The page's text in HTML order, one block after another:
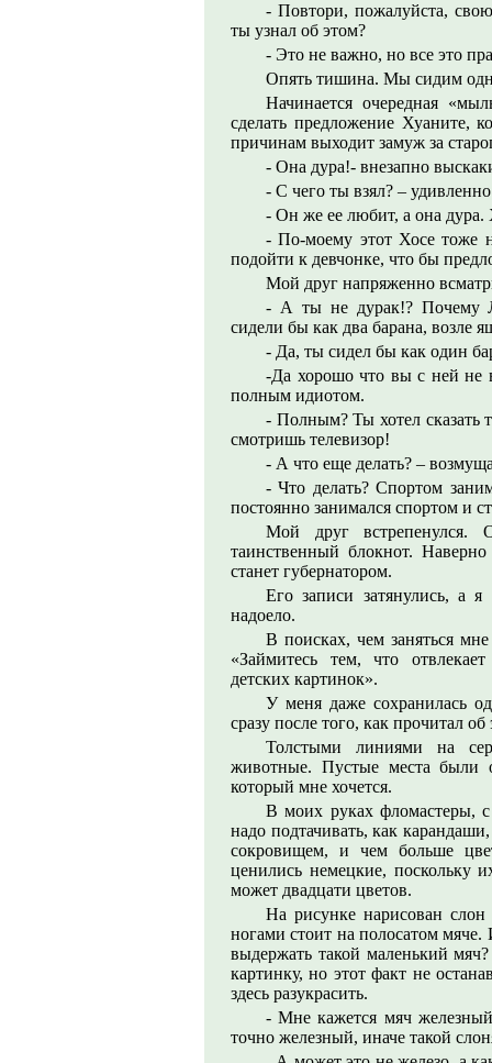
- Повтори, пожалуйста,
ты узнал об этом?
- Это не важно, но все это
Опять тишина. Мы сидим
Начинается очередная
сделать предложение Хуаните,
причинам выходит замуж за
- Она дура!- внезапно
- С чего ты взял? –
- Он же ее любит, а она дура.
- По-моему этот Хосе тоже
подойти к девчонке, что бы
Мой друг напряженно
- А ты не дурак!? Почему
сидели бы как два барана, возле
- Да, ты сидел бы как один
-Да хорошо что вы с ней не
полным идиотом.
- Полным? Ты хотел сказать
смотришь телевизор!
- А что еще делать? –
- Что делать? Спортом
постоянно занимался спортом и
Мой друг встрепенулся.
таинственный блокнот.
станет губернатором.
Его записи затянулись, а
надоело.
В поисках, чем заняться
«Займитесь тем, что
детских картинок».
У меня даже сохранилась
сразу после того, как прочитал об
Толстыми линиями на
животные. Пустые места были
который мне хочется.
В моих руках фломастеры,
надо подтачивать, как
сокровищем, и чем больше
ценились немецкие, поскольку
может двадцати цветов.
На рисунке нарисован
ногами стоит на полосатом мяче.
выдержать такой маленький
картинку, но этот факт не
здесь разукрасить.
- Мне кажется мяч
точно железный, иначе такой